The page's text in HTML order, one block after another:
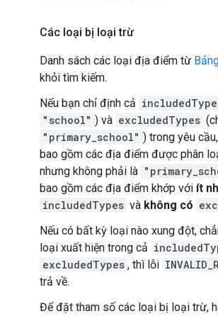
Các loại bị loại trừ
Danh sách các loại địa điểm từ
khỏi tìm kiếm.
Nếu bạn chỉ định cả
"school" ) và excludedTypes
"primary_school" ) trong yêu
bao gồm các địa điểm được phân
nhưng không phải là
bao gồm các địa điểm khớp với ít
includedTypes và không có
Nếu có bất kỳ loại nào xung đột,
loại xuất hiện trong cả
excludedTypes , thì lỗi
trả về.
Để đặt tham số các loại bị loại trừ,